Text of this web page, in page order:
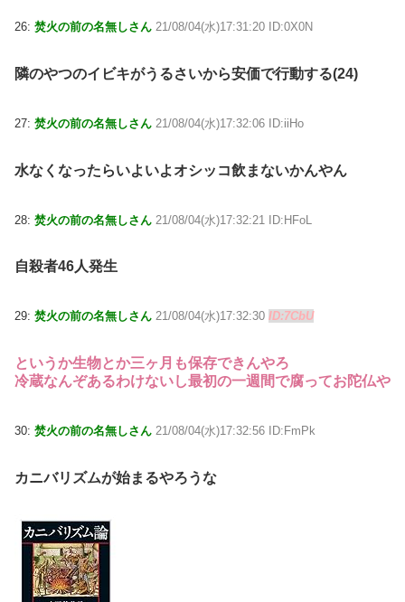
26: 焚火の前の名無しさん 21/08/04(水)17:31:20 ID:0X0N
隣のやつのイビキがうるさいから安価で行動する(24)
27: 焚火の前の名無しさん 21/08/04(水)17:32:06 ID:iiHo
水なくなったらいよいよオシッコ飲まないかんやん
28: 焚火の前の名無しさん 21/08/04(水)17:32:21 ID:HFoL
自殺者46人発生
29: 焚火の前の名無しさん 21/08/04(水)17:32:30 ID:7CbU
というか生物とか三ヶ月も保存できんやろ
冷蔵なんぞあるわけないし最初の一週間で腐ってお陀仏や
30: 焚火の前の名無しさん 21/08/04(水)17:32:56 ID:FmPk
カニバリズムが始まるやろうな